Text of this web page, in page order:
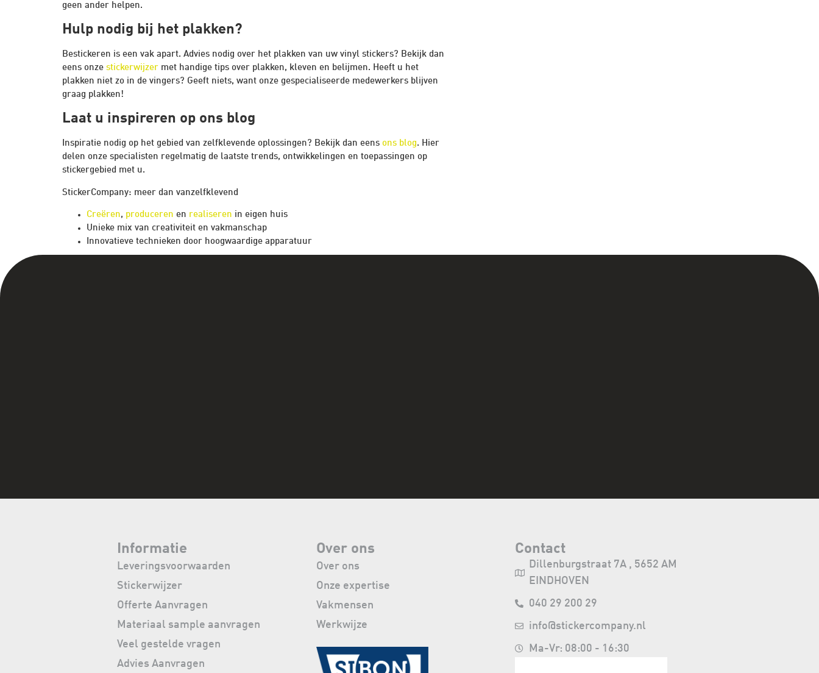
geen ander helpen.
Hulp nodig bij het plakken?
Bestickeren is een vak apart. Advies nodig over het plakken van uw vinyl stickers? Bekijk dan
eens onze stickerwijzer met handige tips over plakken, kleven en belijmen. Heeft u het
plakken niet zo in de vingers? Geeft niets, want onze gespecialiseerde medewerkers blijven
graag plakken!
Laat u inspireren op ons blog
Inspiratie nodig op het gebied van zelfklevende oplossingen? Bekijk dan eens ons blog. Hier
delen onze specialisten regelmatig de laatste trends, ontwikkelingen en toepassingen op
stickergebied met u.
StickerCompany: meer dan vanzelfklevend
Creëren, produceren en realiseren in eigen huis
Unieke mix van creativiteit en vakmanschap
Innovatieve technieken door hoogwaardige apparatuur
Informatie
Leveringsvoorwaarden
Stickerwijzer
Offerte Aanvragen
Materiaal sample aanvragen
Veel gestelde vragen
Advies Aanvragen
Over ons
Over ons
Onze expertise
Vakmensen
Werkwijze
Contact
Dillenburgstraat 7A , 5652 AM
EINDHOVEN
040 29 200 29
info@stickercompany.nl
Ma-Vr: 08:00 - 16:30